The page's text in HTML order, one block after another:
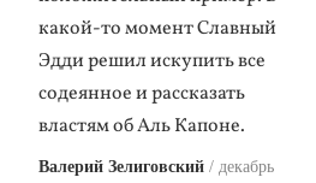
какой-то момент Славный
Эдди решил искупить все
содеянное и рассказать
властям об Аль Капоне.
Валерий Зелиговский
декабрь